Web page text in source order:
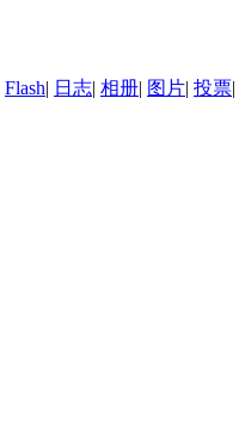
Flash| 日志| 相册| 图片| 投票|